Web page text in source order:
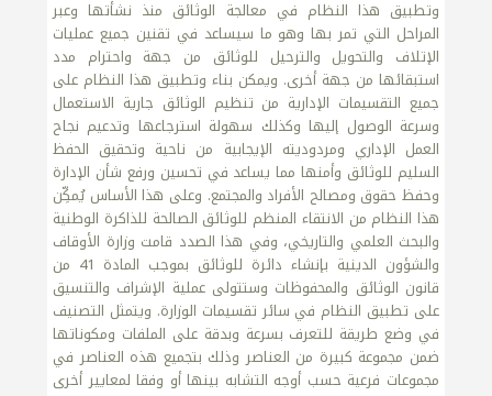
وتطبيق هذا النظام في معالجة الوثائق منذ نشأتها وعبر
المراحل التي تمر بها وهو ما سيساعد في تقنين جميع عمليات
الإتلاف والتحويل والترحيل للوثائق من جهة واحترام مدد
استبقائها من جهة أخرى. ويمكن بناء وتطبيق هذا النظام على
جميع التقسيمات الإدارية من تنظيم الوثائق جارية الاستعمال
وسرعة الوصول إليها وكذلك سهولة استرجاعها وتدعيم نجاح
العمل الإداري ومردوديته الإيجابية من ناحية وتحقيق الحفظ
السليم للوثائق وأمنها مما يساعد في تحسين ورفع شأن الإدارة
وحفظ حقوق ومصالح الأفراد والمجتمع. وعلى هذا الأساس يُمكِّن
هذا النظام من الانتقاء المنظم للوثائق الصالحة للذاكرة الوطنية
والبحث العلمي والتاريخي، وفي هذا الصدد قامت وزارة الأوقاف
والشؤون الدينية بإنشاء دائرة للوثائق بموجب المادة 41 من
قانون الوثائق والمحفوظات وستتولى عملية الإشراف والتنسيق
على تطبيق النظام في سائر تقسيمات الوزارة. ويتمثل التصنيف
في وضع طريقة للتعرف بسرعة وبدقة على الملفات ومكوناتها
ضمن مجموعة كبيرة من العناصر وذلك بتجميع هذه العناصر في
مجموعات فرعية حسب أوجه التشابه بينها أو وفقا لمعايير أخرى